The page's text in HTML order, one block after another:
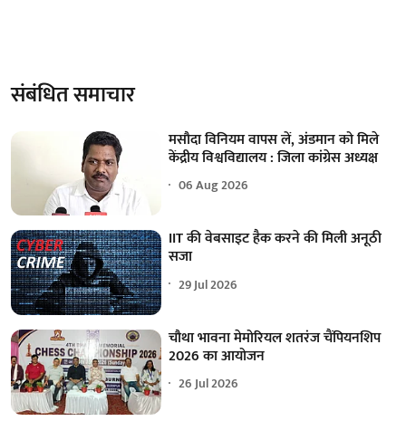
संबंधित समाचार
मसौदा विनियम वापस लें, अंडमान को मिले
केंद्रीय विश्वविद्यालय : जिला कांग्रेस अध्यक्ष
06 Aug 2026
IIT की वेबसाइट हैक करने की मिली अनूठी
सजा
29 Jul 2026
चौथा भावना मेमोरियल शतरंज चैंपियनशिप
2026 का आयोजन
26 Jul 2026